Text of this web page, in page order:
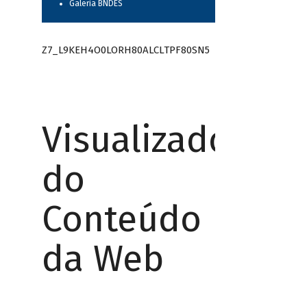
Galeria BNDES
Z7_L9KEH4O0LORH80ALCLTPF80SN5
Visualizador
do
Conteúdo
da Web